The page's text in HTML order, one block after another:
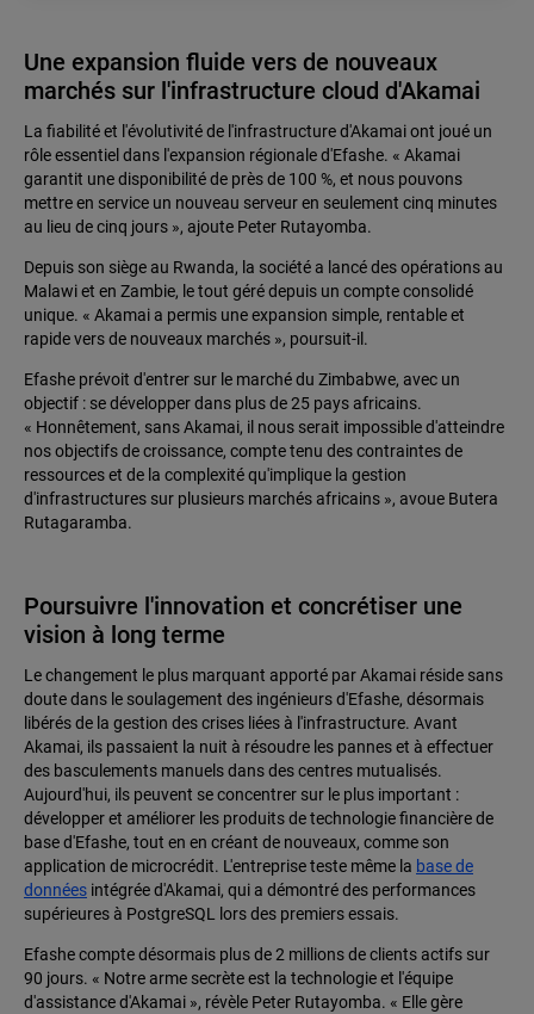
Une expansion fluide vers de nouveaux
marchés sur l'infrastructure cloud d'Akamai
La fiabilité et l'évolutivité de l'infrastructure d'Akamai ont joué un
rôle essentiel dans l'expansion régionale d'Efashe. « Akamai
garantit une disponibilité de près de 100 %, et nous pouvons
mettre en service un nouveau serveur en seulement cinq minutes
au lieu de cinq jours », ajoute Peter Rutayomba.
Depuis son siège au Rwanda, la société a lancé des opérations au
Malawi et en Zambie, le tout géré depuis un compte consolidé
unique. « Akamai a permis une expansion simple, rentable et
rapide vers de nouveaux marchés », poursuit-il.
Efashe prévoit d'entrer sur le marché du Zimbabwe, avec un
objectif : se développer dans plus de 25 pays africains.
« Honnêtement, sans Akamai, il nous serait impossible d'atteindre
nos objectifs de croissance, compte tenu des contraintes de
ressources et de la complexité qu'implique la gestion
d'infrastructures sur plusieurs marchés africains », avoue Butera
Rutagaramba.
Poursuivre l'innovation et concrétiser une
vision à long terme
Le changement le plus marquant apporté par Akamai réside sans
doute dans le soulagement des ingénieurs d'Efashe, désormais
libérés de la gestion des crises liées à l'infrastructure. Avant
Akamai, ils passaient la nuit à résoudre les pannes et à effectuer
des basculements manuels dans des centres mutualisés.
Aujourd'hui, ils peuvent se concentrer sur le plus important :
développer et améliorer les produits de technologie financière de
base d'Efashe, tout en en créant de nouveaux, comme son
application de microcrédit. L'entreprise teste même la base de
données intégrée d'Akamai, qui a démontré des performances
supérieures à PostgreSQL lors des premiers essais.
Efashe compte désormais plus de 2 millions de clients actifs sur
90 jours. « Notre arme secrète est la technologie et l'équipe
d'assistance d'Akamai », révèle Peter Rutayomba. « Elle gère